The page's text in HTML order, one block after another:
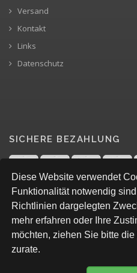
Diese Website verwendet
Funktionalität notwendig
Richtlinien dargelegten
mehr erfahren oder Ihre
möchten, ziehen Sie bitte die
zurate.
Versand
Kontakt
Links
Datenschutz
SICHERE BEZAHLUNG